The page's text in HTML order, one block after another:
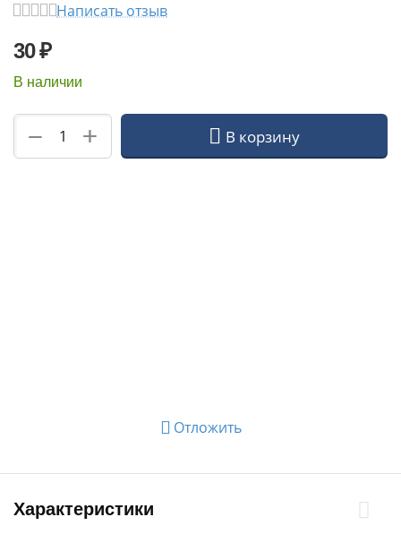
Написать отзыв
30₽
В наличии
+
− В корзину
Отложить
Характеристики